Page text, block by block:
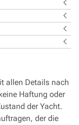
allen Details nach
Haftung oder
der Yacht.
der die